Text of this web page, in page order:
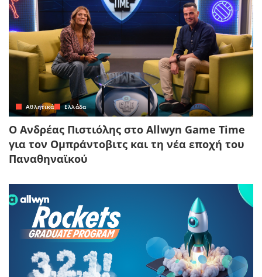
Αθλητικά Ελλάδα
Ο Ανδρέας Πιστιόλης στο Allwyn Game Time
για τον Ομπράντοβιτς και τη νέα εποχή του
Παναθηναϊκού